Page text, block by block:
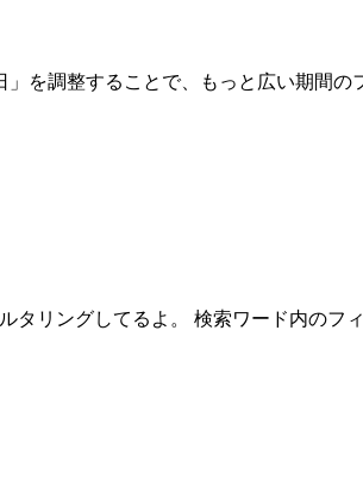
を調整することで、もっと広い期間
リングしてるよ。 検索ワード内のフ